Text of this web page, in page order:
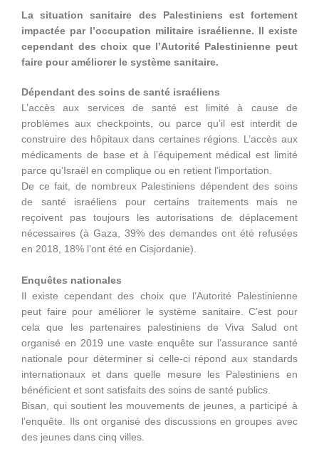
La situation sanitaire des Palestiniens est fortement
impactée par l’occupation militaire israélienne. Il existe
cependant des choix que l’Autorité Palestinienne peut
faire pour améliorer le système sanitaire.
Dépendant des soins de santé israéliens
L’accès aux services de santé est limité à cause de
problèmes aux checkpoints, ou parce qu’il est interdit de
construire des hôpitaux dans certaines régions. L’accès aux
médicaments de base et à l’équipement médical est limité
parce qu’Israël en complique ou en retient l’importation.
De ce fait, de nombreux Palestiniens dépendent des soins
de santé israéliens pour certains traitements mais ne
reçoivent pas toujours les autorisations de déplacement
nécessaires (à Gaza, 39% des demandes ont été refusées
en 2018, 18% l’ont été en Cisjordanie).
Enquêtes nationales
Il existe cependant des choix que l’Autorité Palestinienne
peut faire pour améliorer le système sanitaire. C’est pour
cela que les partenaires palestiniens de Viva Salud ont
organisé en 2019 une vaste enquête sur l’assurance santé
nationale pour déterminer si celle-ci répond aux standards
internationaux et dans quelle mesure les Palestiniens en
bénéficient et sont satisfaits des soins de santé publics.
Bisan, qui soutient les mouvements de jeunes, a participé à
l’enquête. Ils ont organisé des discussions en groupes avec
des jeunes dans cinq villes.